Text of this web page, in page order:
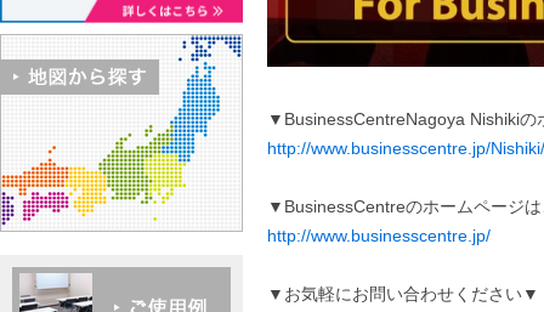
▼BusinessCentreNagoya Nishiki
http://www.businesscentre.jp/Nishiki/
▼BusinessCentreのホームページ
http://www.businesscentre.jp/
▼お気軽にお問い合わせください▼